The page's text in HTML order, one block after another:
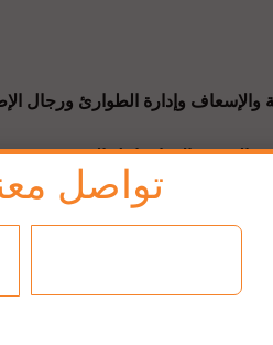
وإدارة الطوارئ ورجال
البحث والإنقاذ داخل المصنع.
تواصل